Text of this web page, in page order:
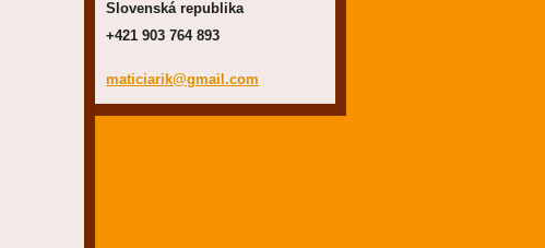
Slovenská republika
+421 903 764 893
maticiarik@gmail .com